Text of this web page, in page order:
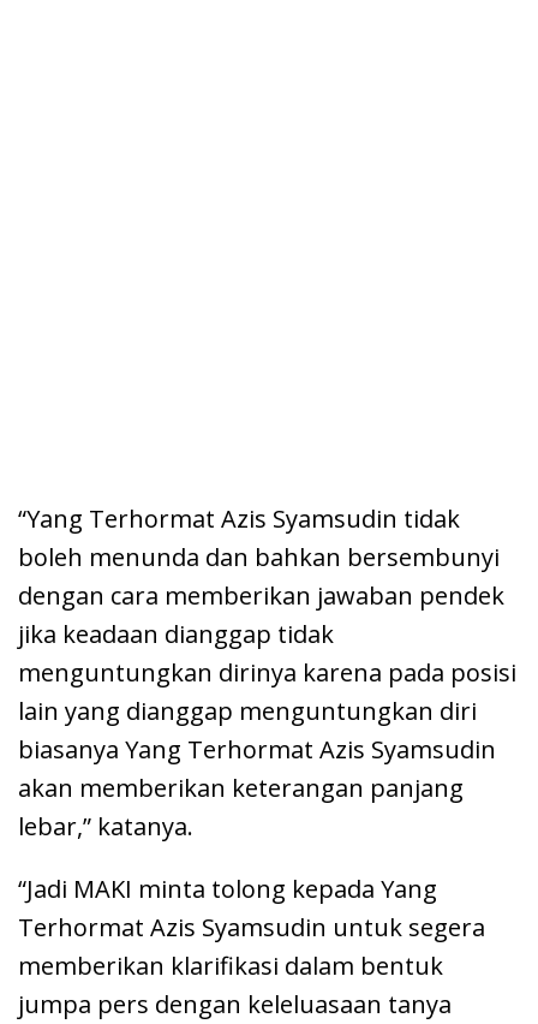
“Yang Terhormat Azis Syamsudin tidak
boleh menunda dan bahkan bersembunyi
dengan cara memberikan jawaban pendek
jika keadaan dianggap tidak
menguntungkan dirinya karena pada posisi
lain yang dianggap menguntungkan diri
biasanya Yang Terhormat Azis Syamsudin
akan memberikan keterangan panjang
lebar,” katanya.
“Jadi MAKI minta tolong kepada Yang
Terhormat Azis Syamsudin untuk segera
memberikan klarifikasi dalam bentuk
jumpa pers dengan keleluasaan tanya